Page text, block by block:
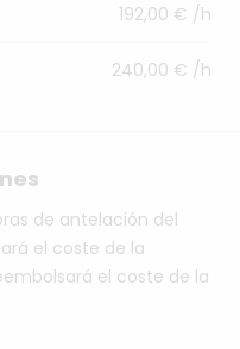
192,00 € /h
240,00 € /h
de antelación del
el coste de la
el coste de la